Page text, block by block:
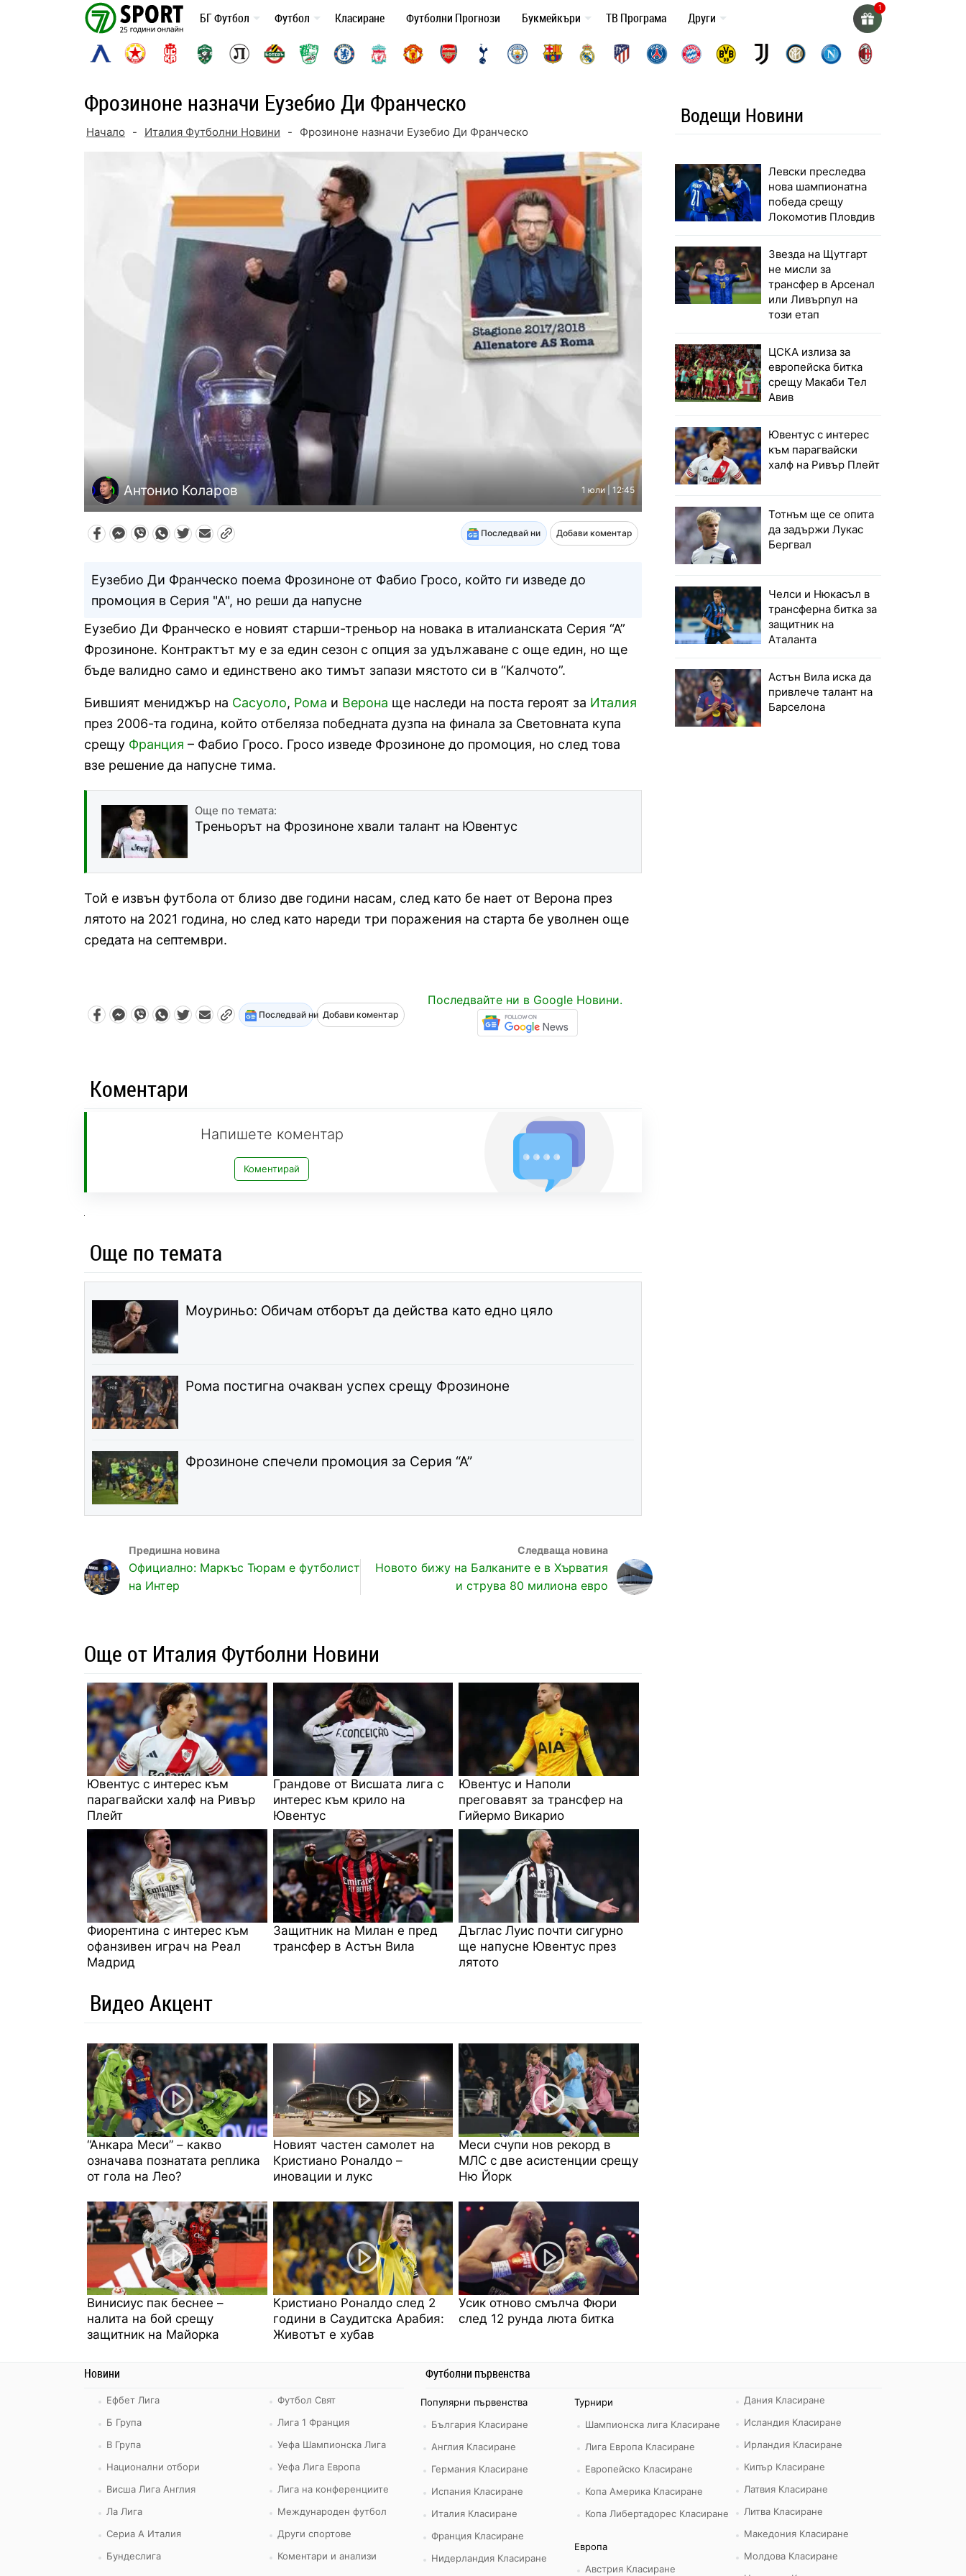
БГ Футбол Футбол Класиране Футболни Прогнози Букмейкъри ТВ Програма Други
Фрозиноне назначи Еузебио Ди Франческо
Начало - Италия Футболни Новини - Фрозиноне назначи Еузебио Ди Франческо
Антонио Коларов 1 юли | 12:45
Последвай ни Добави коментар
Еузебио Ди Франческо поема Фрозиноне от Фабио Гросо, който ги изведе до
промоция в Серия "А", но реши да напусне
Еузебио Ди Франческо е новият старши-треньор на новака в италианската Серия “А”
Фрозиноне. Контрактът му е за един сезон с опция за удължаване с още един, но ще
бъде валидно само и единствено ако тимът запази мястото си в “Калчото”.
Бившият мениджър на Сасуоло, Рома и Верона ще наследи на поста героят за Италия
през 2006-та година, който отбеляза победната дузпа на финала за Световната купа
срещу Франция – Фабио Гросо. Гросо изведе Фрозиноне до промоция, но след това
взе решение да напусне тима.
Още по темата:
Треньорът на Фрозиноне хвали талант на Ювентус
Той е извън футбола от близо две години насам, след като бе нает от Верона през
лятото на 2021 година, но след като нареди три поражения на старта бе уволнен още
средата на септември.
Последвай ни Добави коментар
Последвайте ни в Google Новини.
Коментари
Напишете коментар
Коментирай
Още по темата
Моуриньо: Обичам отборът да действа като едно цяло
Рома постигна очакван успех срещу Фрозиноне
Фрозиноне спечели промоция за Серия “А”
Официално: Маркъс Тюрам е футболист
на Интер
Новото бижу на Балканите е в Хърватия
и струва 80 милиона евро
Още от Италия Футболни Новини
Ювентус с интерес към
парагвайски халф на Ривър
Плейт
Грандове от Висшата лига с
интерес към крило на
Ювентус
Ювентус и Наполи
преговавят за трансфер на
Гийермо Викарио
Фиорентина с интерес към
офанзивен играч на Реал
Мадрид
Защитник на Милан е пред
трансфер в Астън Вила
Дъглас Луис почти сигурно
ще напусне Ювентус през
лятото
Видео Акцент
“Анкара Меси” – какво
означава познатата реплика
от гола на Лео?
Новият частен самолет на
Кристиано Роналдо –
иновации и лукс
Меси счупи нов рекорд в
МЛС с две асистенции срещу
Ню Йорк
Винисиус пак беснее –
налита на бой срещу
защитник на Майорка
Кристиано Роналдо след 2
години в Саудитска Арабия:
Животът е хубав
Усик отново смълча Фюри
след 12 рунда люта битка
Водещи Новини
Левски преследва
нова шампионатна
победа срещу
Локомотив Пловдив
Звезда на Щутгарт
не мисли за
трансфер в Арсенал
или Ливърпул на
този етап
ЦСКА излиза за
европейска битка
срещу Макаби Тел
Авив
Ювентус с интерес
към парагвайски
халф на Ривър Плейт
Тотнъм ще се опита
да задържи Лукас
Бергвал
Челси и Нюкасъл в
трансферна битка за
защитник на
Аталанта
Астън Вила иска да
привлече талант на
Барселона
Новини
Ефбет Лига
Б Група
В Група
Национални отбори
Висша Лига Англия
Ла Лига
Сериа А Италия
Бундеслига
Футбол Свят
Лига 1 Франция
Уефа Шампионска Лига
Уефа Лига Европа
Лига на конференциите
Международен футбол
Други спортове
Коментари и анализи
Футболни първенства
Популярни първенства
България Класиране
Англия Класиране
Германия Класиране
Испания Класиране
Италия Класиране
Франция Класиране
Нидерландия Класиране
Турнири
Шампионска лига Класиране
Лига Европа Класиране
Европейско Класиране
Копа Америка Класиране
Копа Либертадорес Класиране
Европа
Австрия Класиране
Дания Класиране
Исландия Класиране
Ирландия Класиране
Кипър Класиране
Латвия Класиране
Литва Класиране
Македония Класиране
Молдова Класиране